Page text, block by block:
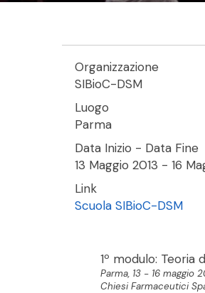
Organizzazione
SIBioC-DSM
Luogo
Parma
Data Inizio - Data Fine
13 Maggio 2013 - 16
Link
Scuola SIBioC-DSM
1º modulo:
Parma, 13 - 16 maggio
Chiesi Farmaceutici